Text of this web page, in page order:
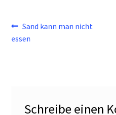
Vorheriger
Beitrag:
Sand kann man nicht
essen
Schreibe einen